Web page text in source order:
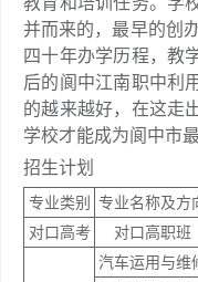
并而来的，最早的创
四十年办学历程，教
后的阆中江南职中利
的越来越好，在这走
学校才能成为阆中市
招生计划
专业类别 专业名称及方
对口高考
对口高职班
汽车运用与维